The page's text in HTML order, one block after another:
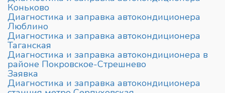
Коньково
Диагностика и заправка автокондиционера
Люблино
Диагностика и заправка автокондиционера
Таганская
Диагностика и заправка автокондиционера в
районе Покровское-Стрешнево
Заявка
Диагностика и заправка автокондиционера